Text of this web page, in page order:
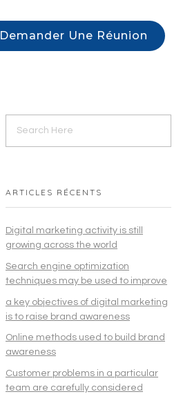
Demander Une Réunion
ARTICLES RÉCENTS
Digital marketing activity is still
growing across the world
Search engine optimization
techniques may be used to improve
a key objectives of digital marketing
is to raise brand awareness
Online methods used to build brand
awareness
Customer problems in a particular
team are carefully considered